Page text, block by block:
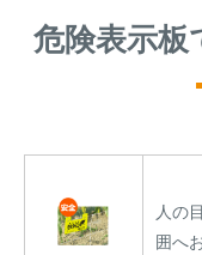
危険表示板
人の
囲へ